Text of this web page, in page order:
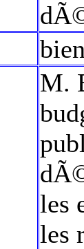
M.
les
les